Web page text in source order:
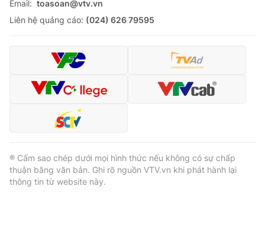
Email: toasoan@vtv.vn
Liên hệ quảng cáo: (024) 626 79595
® Cấm sao chép dưới mọi hình thức nếu không có sự chấp
thuận bằng văn bản. Ghi rõ nguồn VTV.vn khi phát hành lại
thông tin từ website này.